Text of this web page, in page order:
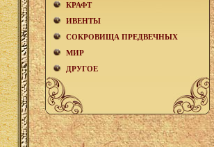
КРАФТ
ИВЕНТЫ
СОКРОВИЩА ПРЕДВЕЧНЫХ
МИР
ДРУГОЕ